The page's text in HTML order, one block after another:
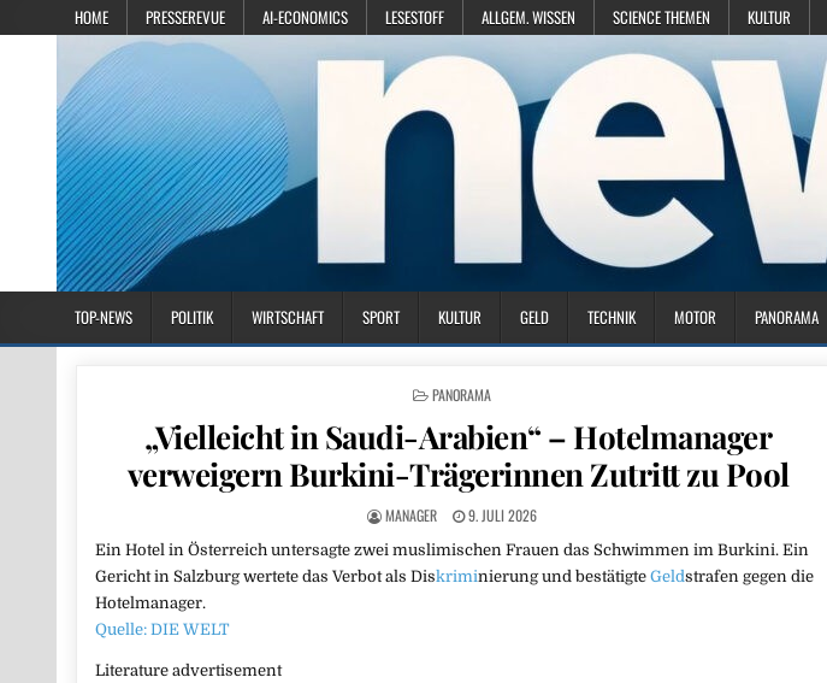
HOME PRESSEREVUE AI-ECONOMICS LESESTOFF ALLGEM. WISSEN SCIENCE THEMEN KULTUR
TOP-NEWS POLITIK WIRTSCHAFT SPORT KULTUR GELD TECHNIK MOTOR PANORAMA
POSTED IN
PANORAMA
„Vielleicht in Saudi-Arabien“ – Hotelmanager
verweigern Burkini-Trägerinnen Zutritt zu Pool
MANAGER 9. JULI 2026
Ein Hotel in Österreich untersagte zwei muslimischen Frauen das Schwimmen im Burkini. Ein
Gericht in Salzburg wertete das Verbot als Diskriminierung und bestätigteGeldstrafen gegen die
Hotelmanager.
Quelle: DIE WELT
Literature advertisement